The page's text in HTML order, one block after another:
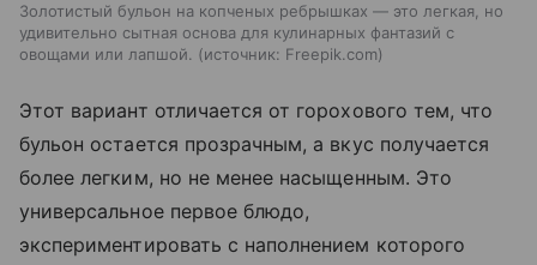
Золотистый бульон на копченых ребрышках — это легкая, но
удивительно сытная основа для кулинарных фантазий с
овощами или лапшой.
источник: Freepik.com
Этот вариант отличается от горохового тем, что
бульон остается прозрачным, а вкус получается
более легким, но не менее насыщенным. Это
универсальное первое блюдо,
экспериментировать с наполнением которого